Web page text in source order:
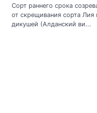
Сорт раннего срока
от скрещивания сорта
дикушей (Алданский ви...